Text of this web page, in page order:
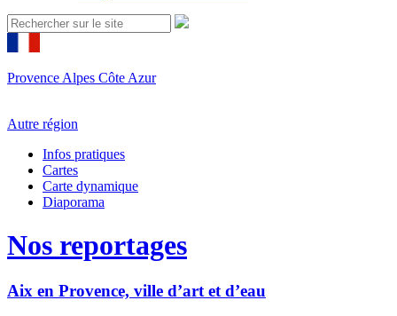
Provence Alpes Côte Azur
Autre région
Infos pratiques
Cartes
Carte dynamique
Diaporama
Nos reportages
Aix en Provence, ville d’art et d’eau